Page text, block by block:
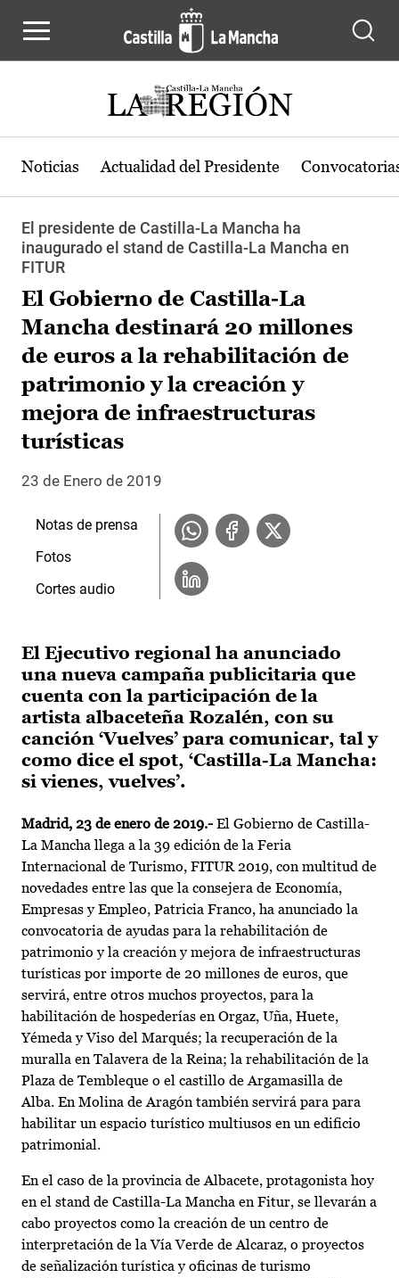
Noticias Actualidad del Presidente
El presidente de Castilla-La Mancha ha
inaugurado el stand de Castilla-La Mancha en
FITUR
El Gobierno de Castilla-La
Mancha destinará 20 millones
de euros a la rehabilitación de
patrimonio y la creación y
mejora de infraestructuras
turísticas
23 de Enero de 2019
El Ejecutivo regional ha anunciado
una nueva campaña publicitaria que
cuenta con la participación de la
artista albaceteña Rozalén, con su
canción ‘Vuelves’ para comunicar, tal y
como dice el spot, ‘Castilla-La Mancha:
si vienes, vuelves’.
Madrid, 23 de enero de 2019.- El Gobierno de Castilla-
La Mancha llega a la 39 edición de la Feria
Internacional de Turismo, FITUR 2019, con multitud de
novedades entre las que la consejera de Economía,
Empresas y Empleo, Patricia Franco, ha anunciado la
convocatoria de ayudas para la rehabilitación de
patrimonio y la creación y mejora de infraestructuras
turísticas por importe de 20 millones de euros, que
servirá, entre otros muchos proyectos, para la
habilitación de hospederías en Orgaz, Uña, Huete,
Yémeda y Viso del Marqués; la recuperación de la
muralla en Talavera de la Reina; la rehabilitación de la
Plaza de Tembleque o el castillo de Argamasilla de
Alba. En Molina de Aragón también servirá para para
habilitar un espacio turístico multiusos en un edificio
patrimonial.
En el caso de la provincia de Albacete, protagonista hoy
en el stand de Castilla-La Mancha en Fitur, se llevarán a
cabo proyectos como la creación de un centro de
interpretación de la Vía Verde de Alcaraz, o proyectos
de señalización turística y oficinas de turismo
Notas de prensa
Fotos
Cortes audio